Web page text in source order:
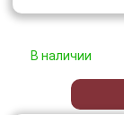
В наличии